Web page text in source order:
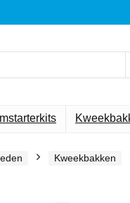
Kweekbakken